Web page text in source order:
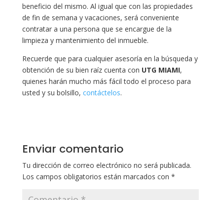
beneficio del mismo. Al igual que con las propiedades
de fin de semana y vacaciones, será conveniente
contratar a una persona que se encargue de la
limpieza y mantenimiento del inmueble.
Recuerde que para cualquier asesoría en la búsqueda y
obtención de su bien raíz cuenta con UTG MIAMI,
quienes harán mucho más fácil todo el proceso para
usted y su bolsillo, contáctelos.
Enviar comentario
Tu dirección de correo electrónico no será publicada.
Los campos obligatorios están marcados con *